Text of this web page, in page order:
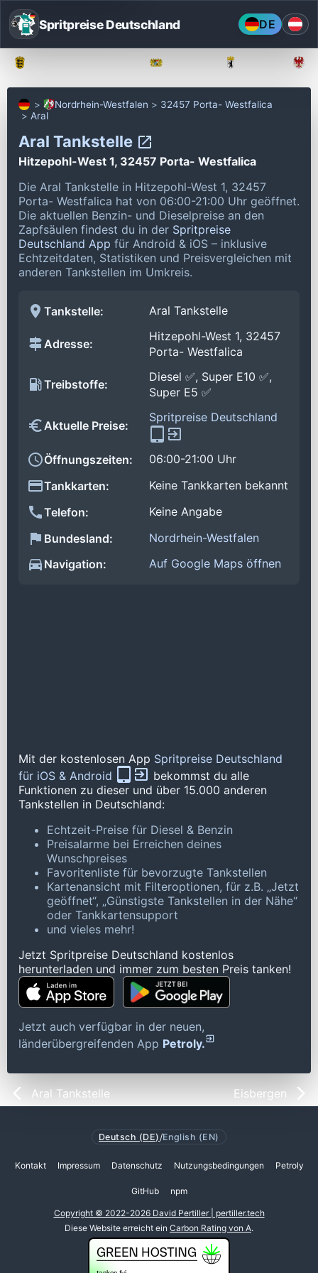
Spritpreise Deutschland DE
Nordrhein-Westfalen
32457 Porta- Westfalica
Aral
Aral Tankstelle
Hitzepohl-West 1, 32457 Porta- Westfalica
Die Aral Tankstelle in Hitzepohl-West 1, 32457
Porta- Westfalica hat von 06:00-21:00 Uhr geöffnet.
Die aktuellen Benzin- und Dieselpreise an den
Zapfsäulen findest du in der Spritpreise
Deutschland App für Android & iOS – inklusive
Echtzeitdaten, Statistiken und Preisvergleichen mit
anderen Tankstellen im Umkreis.
Tankstelle: Aral Tankstelle
Adresse:
Hitzepohl-West 1, 32457
Porta- Westfalica
Treibstoffe:
Diesel ✅, Super E10 ✅,
Super E5 ✅
Aktuelle Preise:
Spritpreise Deutschland
Öffnungszeiten:
06:00-21:00 Uhr
Tankkarten:
Keine Tankkarten bekannt
Telefon:
Keine Angabe
Bundesland:
Nordrhein-Westfalen
Navigation:
Auf Google Maps öffnen
Mit der kostenlosen App Spritpreise Deutschland
für iOS & Android
bekommst du alle
Funktionen zu dieser und über 15.000 anderen
Tankstellen in Deutschland:
Echtzeit-Preise für Diesel & Benzin
Preisalarme bei Erreichen deines
Wunschpreises
Favoritenliste für bevorzugte Tankstellen
Kartenansicht mit Filteroptionen, für z.B. „Jetzt
geöffnet“, „Günstigste Tankstellen in der Nähe“
oder Tankkartensupport
und vieles mehr!
Jetzt Spritpreise Deutschland kostenlos
herunterladen und immer zum besten Preis tanken!
Jetzt auch verfügbar in der neuen,
länderübergreifenden App Petroly.
Aral Tankstelle Eisbergen
Deutsch (DE) /English (EN)
Kontakt Impressum Datenschutz Nutzungsbedingungen Petroly
GitHub npm
Copyright © 2022-2026 David Pertiller | pertiller.tech
Diese Website erreicht ein Carbon Rating von A.